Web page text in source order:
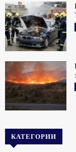
КАТЕГОРИИ